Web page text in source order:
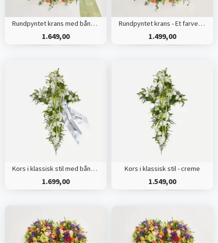
Rundpyntet krans med bånd - Et farverigt farvel
1.649,00
Rundpyntet krans - Et farverigt farvel
1.499,00
Kors i klassisk stil med bånd - creme
1.699,00
Kors i klassisk stil - creme
1.549,00